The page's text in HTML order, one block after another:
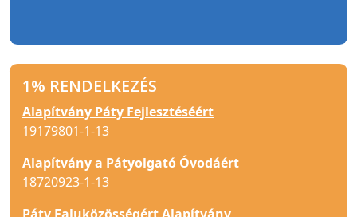
1% RENDELKEZÉS
Alapítvány Páty Fejlesztéséért
19179801-1-13
Alapítvány a Pátyolgató Óvodáért
18720923-1-13